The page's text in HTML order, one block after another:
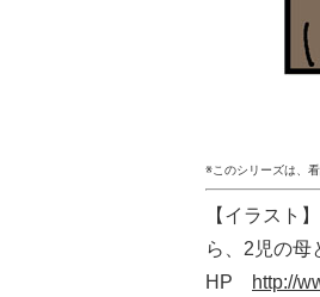
※このシリーズは、
【イラスト
ら、2児の母
HP
http://